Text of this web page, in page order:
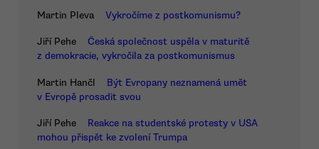
Martin Pleva Vykročíme z postkomunismu?
Jiří Pehe
Česká společnost uspěla v maturitě
z demokracie, vykročila za postkomunismus
Martin Hančl
Být Evropany neznamená umět
v Evropě prosadit svou
Jiří Pehe
Reakce na studentské protesty v USA
mohou přispět ke zvolení Trumpa